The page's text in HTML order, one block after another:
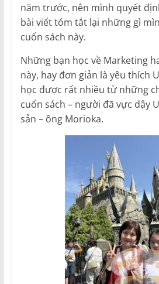
năm trước, nên mình quyết
bài viết tóm tắt lại những gì
cuốn sách này.
Những bạn học về Marketing
này, hay đơn giản là yêu thích
học được rất nhiều từ những
cuốn sách – người đã vực dậy
sản – ông Morioka.